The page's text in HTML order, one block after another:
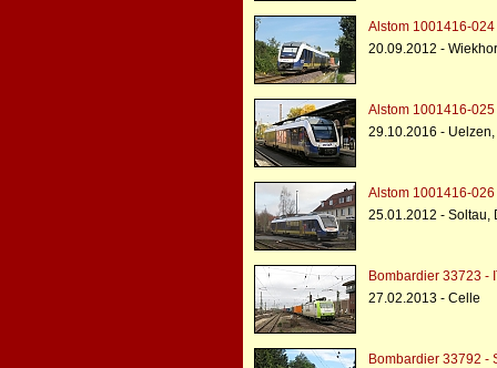
Alstom 1001416-
20.09.2012 -
Alstom 1001416-
29.10.2016 -
Alstom 1001416-
25.01.2012 - Soltau,
Bombardier 33723 -
27.02.2013 - Celle
Bombardier 33792 -